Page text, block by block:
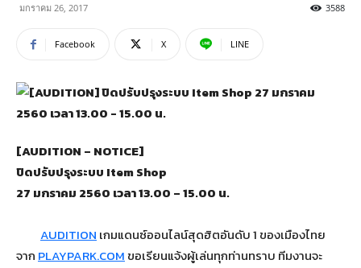
มกราคม 26, 2017 3588
Facebook X LINE
[AUDITION – NOTICE]
ปิดปรับปรุงระบบ Item Shop
27 มกราคม 2560 เวลา 13.00 – 15.00 น.
AUDITION เกมแดนซ์ออนไลน์สุดฮิตอันดับ 1 ของเมืองไทย
จาก PLAYPARK.COMขอเรียนแจ้งผู้เล่นทุกท่านทราบ ทีมงานจะ